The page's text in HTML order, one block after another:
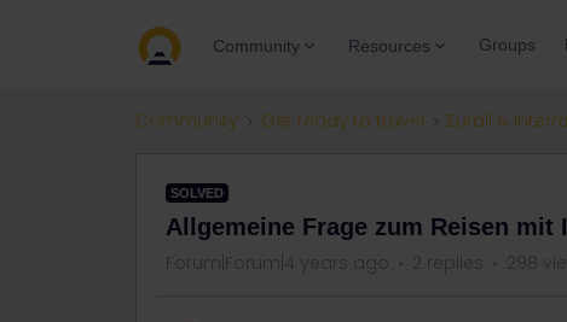
Community Resources Groups
Community Get ready to travel Eurail &
SOLVED
Allgemeine Frage zum Reisen mit
Forum|Forum|4 years ago 2 replies 298